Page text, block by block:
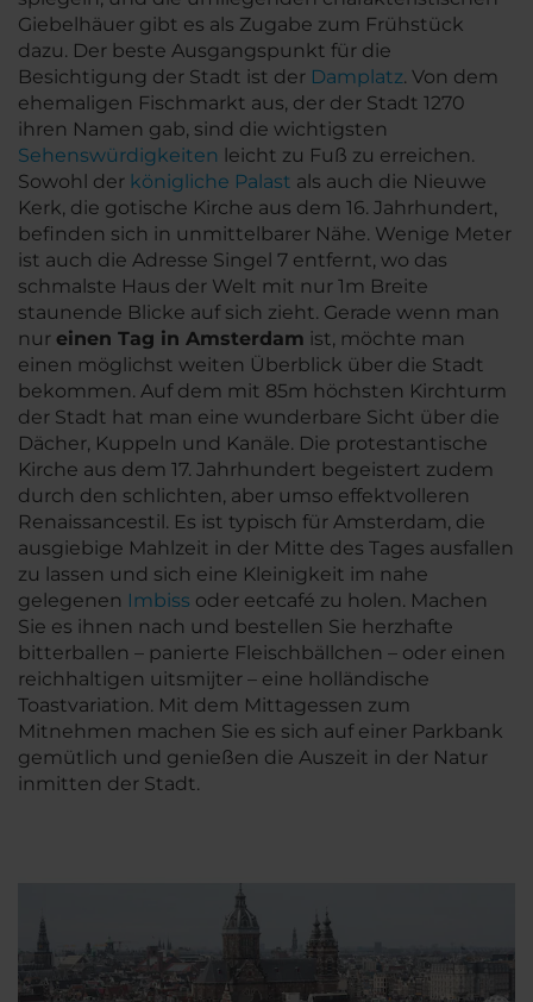
Giebelhäuer gibt es als Zugabe zum Frühstück
dazu. Der beste Ausgangspunkt für die
Besichtigung der Stadt ist der Damplatz. Von dem
ehemaligen Fischmarkt aus, der der Stadt 1270
ihren Namen gab, sind die wichtigsten
Sehenswürdigkeiten leicht zu Fuß zu erreichen.
Sowohl der königliche Palast als auch die Nieuwe
Kerk, die gotische Kirche aus dem 16. Jahrhundert,
befinden sich in unmittelbarer Nähe. Wenige Meter
ist auch die Adresse Singel 7 entfernt, wo das
schmalste Haus der Welt mit nur 1m Breite
staunende Blicke auf sich zieht. Gerade wenn man
nur einen Tag in Amsterdam ist, möchte man
einen möglichst weiten Überblick über die Stadt
bekommen. Auf dem mit 85m höchsten Kirchturm
der Stadt hat man eine wunderbare Sicht über die
Dächer, Kuppeln und Kanäle. Die protestantische
Kirche aus dem 17. Jahrhundert begeistert zudem
durch den schlichten, aber umso effektvolleren
Renaissancestil. Es ist typisch für Amsterdam, die
ausgiebige Mahlzeit in der Mitte des Tages ausfallen
zu lassen und sich eine Kleinigkeit im nahe
gelegenen Imbiss oder eetcafé zu holen. Machen
Sie es ihnen nach und bestellen Sie herzhafte
bitterballen – panierte Fleischbällchen – oder einen
reichhaltigen uitsmijter – eine holländische
Toastvariation. Mit dem Mittagessen zum
Mitnehmen machen Sie es sich auf einer Parkbank
gemütlich und genießen die Auszeit in der Natur
inmitten der Stadt.